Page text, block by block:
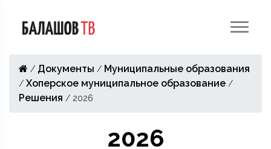
/ Документы / Муниципальные образования
/ Хоперское муниципальное образование /
Решения / 2026
2026